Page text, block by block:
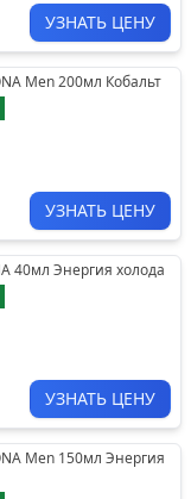
УЗНАТЬ ЦЕНУ
Men 200мл Кобальт
УЗНАТЬ ЦЕНУ
40мл Энергия холода
УЗНАТЬ ЦЕНУ
Men 150мл Энергия